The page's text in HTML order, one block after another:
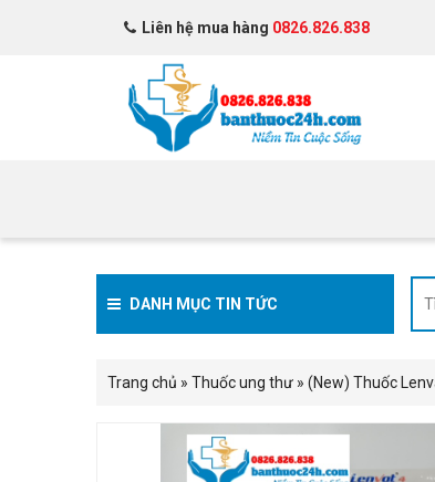
Liên hệ mua hàng 0826.826.838
DANH MỤC TIN TỨC
Trang chủ » Thuốc ung thư » (New) Thuốc